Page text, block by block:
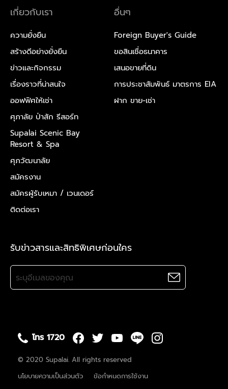
เกี่ยวกับเรา
ความยั่งยืน
สร้างดีอย่างยั่งยืน
ข่าวและกิจกรรม
เรื่องราวที่น่าสนใจ
ออฟฟิศให้เช่า
ศุภาลัย ป่าสัก รีสอร์ท
Supalai Scenic Bay
Resort & Spa
ศุภวัฒนาลัย
สมัครงาน
สมัครผู้รับเหมา / เวนเดอร์
ติดต่อเรา
อื่นๆ
Foreign Buyer's Guide
ขอสินเชื่อธนาคาร
เสนอขายที่ดิน
การประชาสัมพันธ์ มาตรการ EIA
ฝาก ขาย-เช่า
รับข่าวสารและสิทธิพิเศษก่อนใคร
โทร 1720
© 2020 Supalai. All rights reserved
นโยบายความเป็นส่วนตัว
ข้อกำหนดการใช้งาน